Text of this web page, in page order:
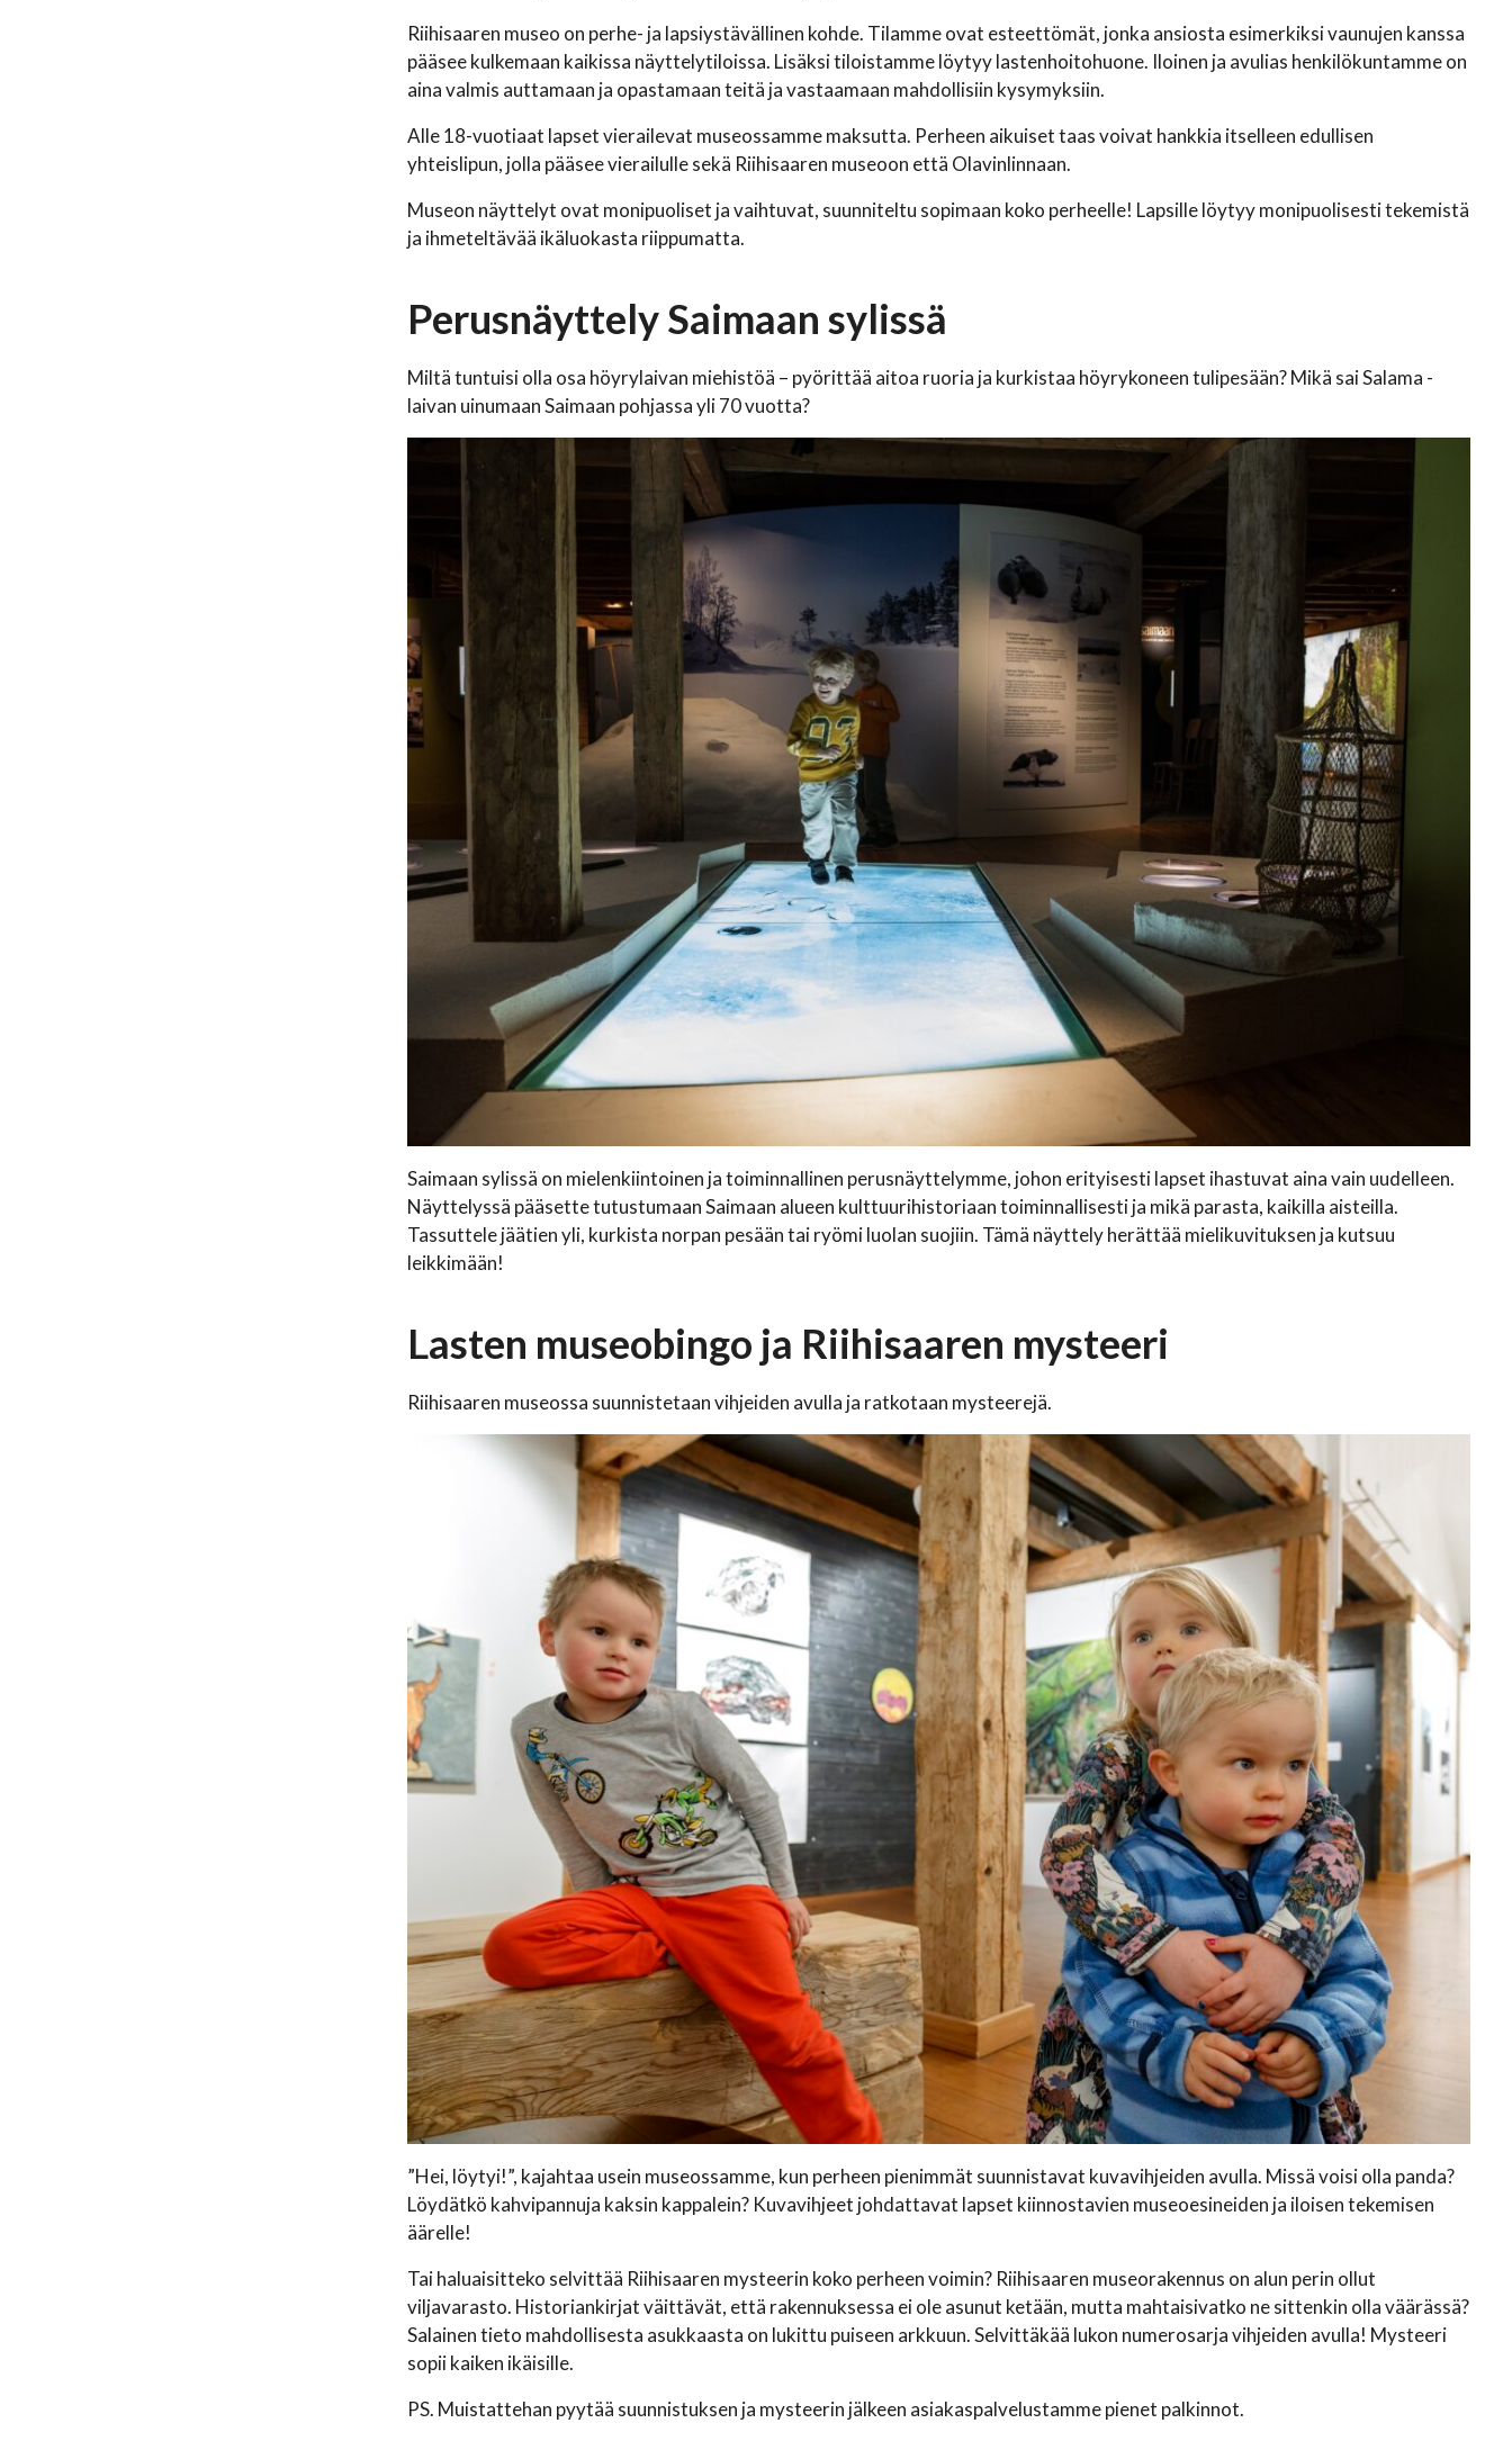
Riihisaaren museo on perhe- ja lapsiystävällinen kohde. Tilamme ovat esteettömät, jonka ansiosta esimerkiksi vaunujen kanssa
pääsee kulkemaan kaikissa näyttelytiloissa. Lisäksi tiloistamme löytyy lastenhoitohuone. Iloinen ja avulias henkilökuntamme on
aina valmis auttamaan ja opastamaan teitä ja vastaamaan mahdollisiin kysymyksiin.
Alle 18-vuotiaat lapset vierailevat museossamme maksutta. Perheen aikuiset taas voivat hankkia itselleen edullisen
yhteislipun, jolla pääsee vierailulle sekä Riihisaaren museoon että Olavinlinnaan.
Museon näyttelyt ovat monipuoliset ja vaihtuvat, suunniteltu sopimaan koko perheelle! Lapsille löytyy monipuolisesti tekemistä
ja ihmeteltävää ikäluokasta riippumatta.
Perusnäyttely Saimaan sylissä
Miltä tuntuisi olla osa höyrylaivan miehistöä – pyörittää aitoa ruoria ja kurkistaa höyrykoneen tulipesään? Mikä sai Salama -
laivan uinumaan Saimaan pohjassa yli 70 vuotta?
Saimaan sylissä on mielenkiintoinen ja toiminnallinen perusnäyttelymme, johon erityisesti lapset ihastuvat aina vain uudelleen.
Näyttelyssä pääsette tutustumaan Saimaan alueen kulttuurihistoriaan toiminnallisesti ja mikä parasta, kaikilla aisteilla.
Tassuttele jäätien yli, kurkista norpan pesään tai ryömi luolan suojiin. Tämä näyttely herättää mielikuvituksen ja kutsuu
leikkimään!
Lasten museobingo ja Riihisaaren mysteeri
Riihisaaren museossa suunnistetaan vihjeiden avulla ja ratkotaan mysteerejä.
”Hei, löytyi!”, kajahtaa usein museossamme, kun perheen pienimmät suunnistavat kuvavihjeiden avulla. Missä voisi olla panda?
Löydätkö kahvipannuja kaksin kappalein? Kuvavihjeet johdattavat lapset kiinnostavien museoesineiden ja iloisen tekemisen
äärelle!
Tai haluaisitteko selvittää Riihisaaren mysteerin koko perheen voimin? Riihisaaren museorakennus on alun perin ollut
viljavarasto. Historiankirjat väittävät, että rakennuksessa ei ole asunut ketään, mutta mahtaisivatko ne sittenkin olla väärässä?
Salainen tieto mahdollisesta asukkaasta on lukittu puiseen arkkuun. Selvittäkää lukon numerosarja vihjeiden avulla! Mysteeri
sopii kaiken ikäisille.
PS. Muistattehan pyytää suunnistuksen ja mysteerin jälkeen asiakaspalvelustamme pienet palkinnot.